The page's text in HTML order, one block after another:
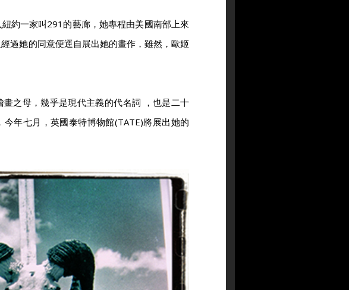
約一家叫291的藝廊，她專程由美國南部上來
過她的同意便逕自展出她的畫作，雖然，歐姬
之母，幾乎是現代主義的代名詞 ，也是二十
年七月，英國泰特博物館(TATE)將展出她的